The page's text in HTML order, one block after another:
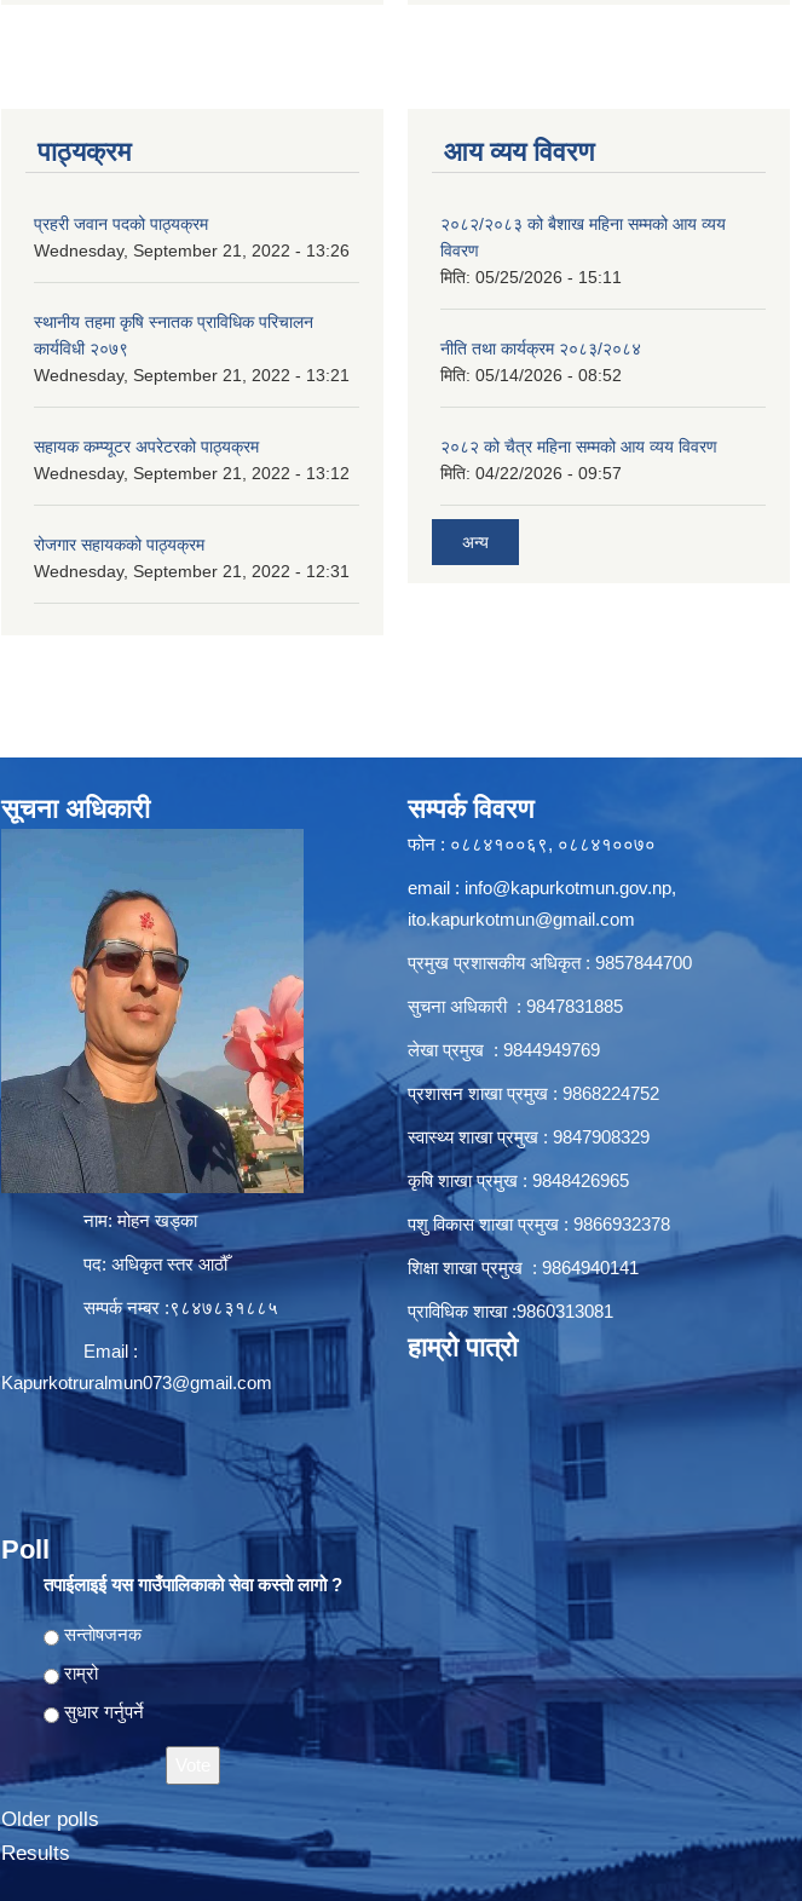
पाठ्यक्रम
प्रहरी जवान पदको पाठ्यक्रम
Wednesday, September 21, 2022 - 13:26
स्थानीय तहमा कृषि स्नातक प्राविधिक परिचालन
कार्यविधी २०७९
Wednesday, September 21, 2022 - 13:21
सहायक कम्प्यूटर अपरेटरको पाठ्यक्रम
Wednesday, September 21, 2022 - 13:12
रोजगार सहायकको पाठ्यक्रम
Wednesday, September 21, 2022 - 12:31
आय व्यय विवरण
२०८२/२०८३ को बैशाख महिना सम्मको आय व्यय
विवरण
मिति: 05/25/2026 - 15:11
नीति तथा कार्यक्रम २०८३/२०८४
मिति: 05/14/2026 - 08:52
२०८२ को चैत्र महिना सम्मको आय व्यय विवरण
मिति: 04/22/2026 - 09:57
अन्य
सूचना अधिकारी
नाम: मोहन खड्का
पद: अधिकृत स्तर आठौँ
सम्पर्क नम्बर :९८४७८३१८८५
Email :
Kapurkotruralmun073@gmail.com
Poll
तपाईलाइई यस गाउँपालिकाको सेवा कस्ताे लागो ?
Choices
सन्ताेषजनक
राम्रो
सुधार गर्नुपर्ने
Older polls
Results
सम्पर्क विवरण
फोन : ०८८४१००६९, ०८८४१००७०
email : info@kapurkotmun.gov.np,
ito.kapurkotmun@gmail.com
प्रमुख प्रशासकीय अधिकृत : 9857844700
सुचना अधिकारी : 9847831885
लेखा प्रमुख : 9844949769
प्रशासन शाखा प्रमुख : 9868224752
स्वास्थ्य शाखा प्रमुख : 9847908329
कृषि शाखा प्रमुख : 9848426965
पशु विकास शाखा प्रमुख : 9866932378
शिक्षा शाखा प्रमुख : 9864940141
प्राविधिक शाखा :9860313081
हाम्रो पात्रो